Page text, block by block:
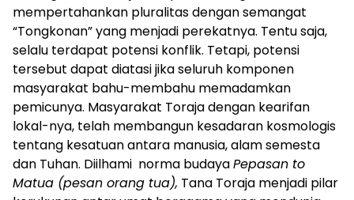
mempertahankan pluralitas dengan semangat
“Tongkonan” yang menjadi perekatnya. Tentu saja,
selalu terdapat potensi konflik. Tetapi, potensi
tersebut dapat diatasi jika seluruh komponen
masyarakat bahu-membahu memadamkan
pemicunya. Masyarakat Toraja dengan kearifan
lokal-nya, telah membangun kesadaran kosmologis
tentang kesatuan antara manusia, alam semesta
dan Tuhan. Diilhami norma budayaPepasan to
Matua (pesan orang tua), Tana Toraja menjadi pilar